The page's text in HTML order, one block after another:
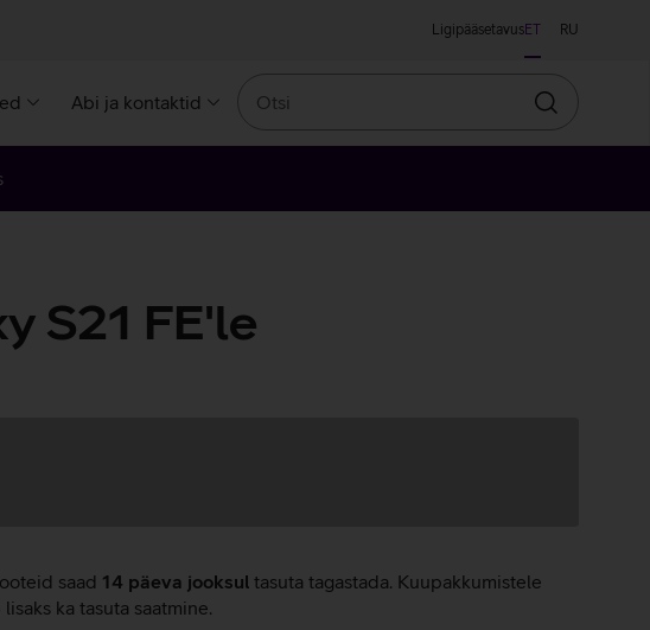
LigipääsetavusET RU
Abi ja kontaktid
Otsin
S21 FE'le
saad 14 päeva jooksul tasuta tagastada. Kuupakkumistele
ka tasuta saatmine.